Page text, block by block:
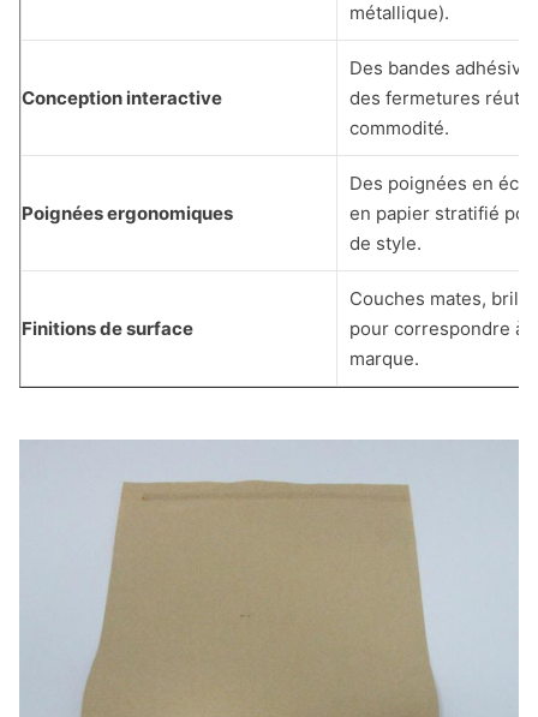
métallique).
Conception interactive
Des bandes
des fermetures
commodité.
Poignées ergonomiques
Des poignées en
en papier stratifié
de style.
Finitions de surface
Couches mates,
pour correspondre à
marque.